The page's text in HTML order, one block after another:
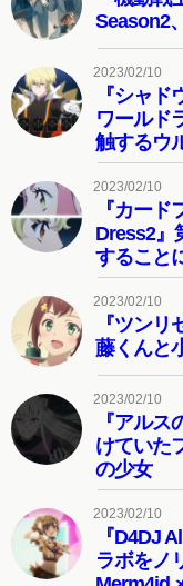
Season2
2023/02/10
『シャ
ワールド
触するウ
2023/02/10
『カー
Dress2』
すること
2023/02/10
『ツン
藤くんと
2023/02/10
『アル
けていた
の少女
2023/02/10
『D4DJ
ラボをノ